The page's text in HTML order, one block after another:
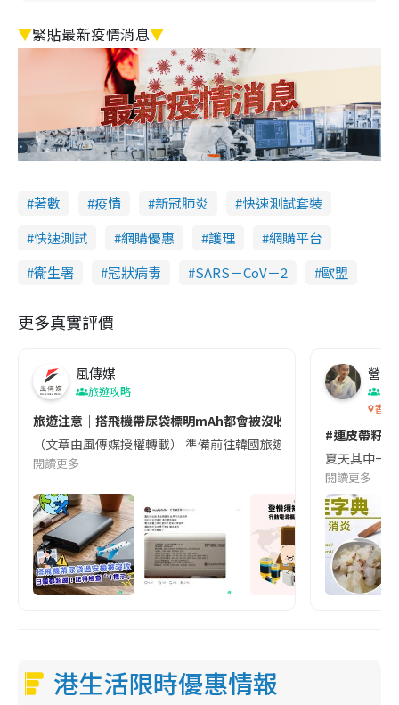
▼緊貼最新疫情消息▼
著數 疫情 新冠肺炎
快速測試套裝
快速測試
網購優惠 護理
網購平台
衞生署
冠狀病毒 SARS－CoV－2 歐盟
更多真實評價
風傳媒
旅遊攻略
旅遊注意｜搭飛機帶尿袋標明mAh都會被沒收😱出發前切記檢查
（文章由風傳媒授權轉載） 準備前往韓國旅遊的民眾，近期要
閱讀更多
營養
香港
#連皮帶籽
夏天其中一
閱讀更多
港生活限時優惠情報